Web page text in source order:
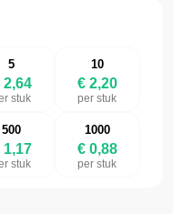
5
2,64
stuk
10
€ 2,20
per stuk
500
1,17
stuk
1000
€ 0,88
per stuk